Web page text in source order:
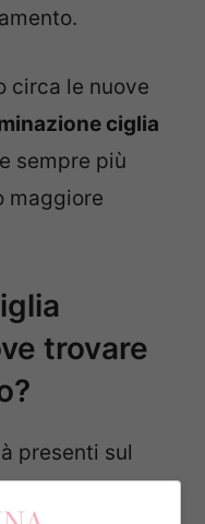
circa le nuove
ciglia
sempre più
maggiore
trovare
presenti sul
votano il nuovo